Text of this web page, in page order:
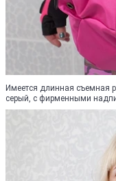
Имеется длинная съемная
серый, с фирменными